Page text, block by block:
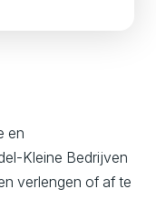
en
Kleine Bedrijven
verlengen of af te